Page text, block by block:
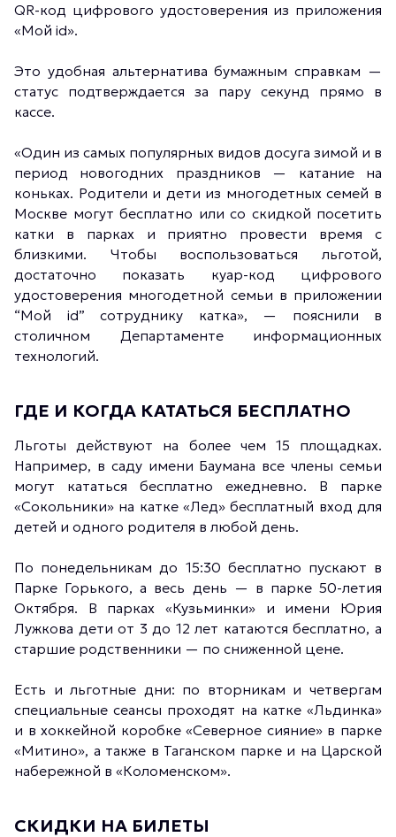
QR-код цифрового удостоверения из приложения
«Мой id».
Это удобная альтернатива бумажным справкам —
статус подтверждается за пару секунд прямо в
кассе.
«Один из самых популярных видов досуга зимой и в
период новогодних праздников — катание на
коньках. Родители и дети из многодетных семей в
Москве могут бесплатно или со скидкой посетить
катки в парках и приятно провести время с
близкими. Чтобы воспользоваться льготой,
достаточно показать куар-код цифрового
удостоверения многодетной семьи в приложении
“Мой id” сотруднику катка», — пояснили в
столичном Департаменте информационных
технологий.
ГДЕ И КОГДА КАТАТЬСЯ БЕСПЛАТНО
Льготы действуют на более чем 15 площадках.
Например, в саду имени Баумана все члены семьи
могут кататься бесплатно ежедневно. В парке
«Сокольники» на катке «Лед» бесплатный вход для
детей и одного родителя в любой день.
По понедельникам до 15:30 бесплатно пускают в
Парке Горького, а весь день — в парке 50-летия
Октября. В парках «Кузьминки» и имени Юрия
Лужкова дети от 3 до 12 лет катаются бесплатно, а
старшие родственники — по сниженной цене.
Есть и льготные дни: по вторникам и четвергам
специальные сеансы проходят на катке «Льдинка»
и в хоккейной коробке «Северное сияние» в парке
«Митино», а также в Таганском парке и на Царской
набережной в «Коломенском».
СКИДКИ НА БИЛЕТЫ